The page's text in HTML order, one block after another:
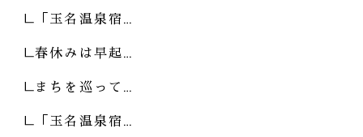
「玉名温泉宿…
春休みは早起…
まちを巡って…
「玉名温泉宿…